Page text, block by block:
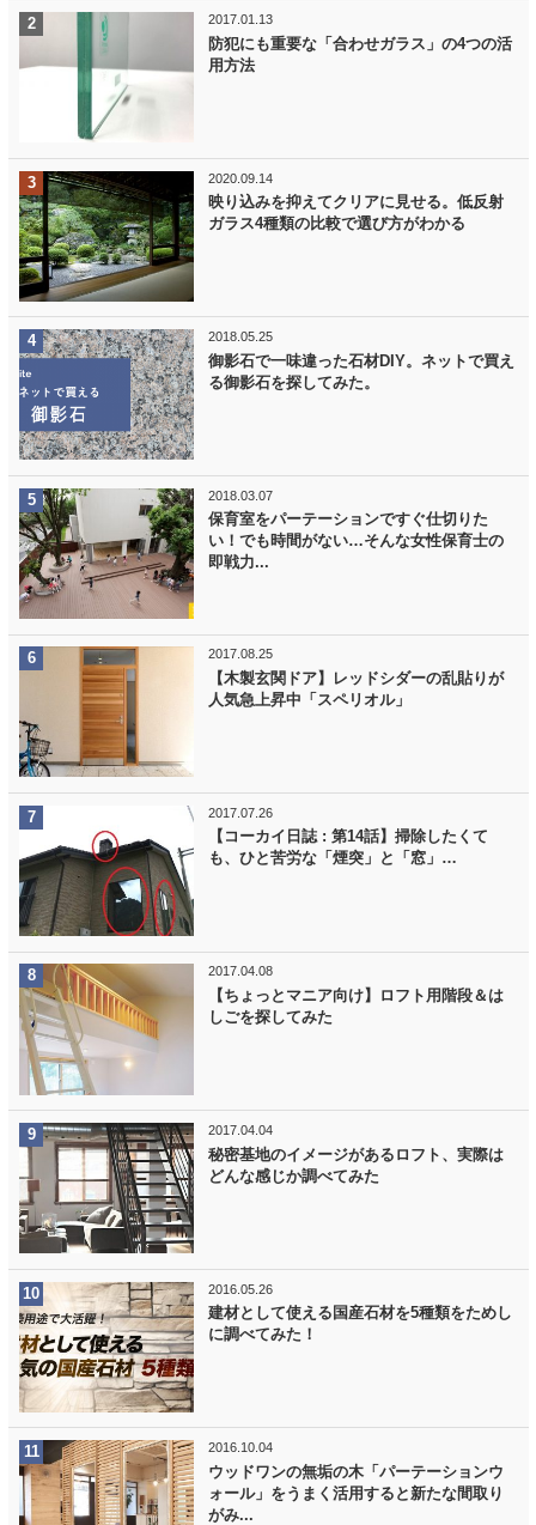
2017.01.13
防犯にも重要な「合わせガラス」の4つの活
用方法
2020.09.14
映り込みを抑えてクリアに見せる。低反射
ガラス4種類の比較で選び方がわかる
2018.05.25
御影石で一味違った石材DIY。ネットで買え
る御影石を探してみた。
2018.03.07
保育室をパーテーションですぐ仕切りた
い！でも時間がない…そんな女性保育士の
即戦力...
2017.08.25
【木製玄関ドア】レッドシダーの乱貼りが
人気急上昇中「スペリオル」
2017.07.26
【コーカイ日誌 : 第14話】掃除したくて
も、ひと苦労な「煙突」と「窓」…
2017.04.08
【ちょっとマニア向け】ロフト用階段＆は
しごを探してみた
2017.04.04
秘密基地のイメージがあるロフト、実際は
どんな感じか調べてみた
2016.05.26
建材として使える国産石材を5種類をためし
に調べてみた！
2016.10.04
ウッドワンの無垢の木「パーテーションウ
ォール」をうまく活用すると新たな間取り
がみ...